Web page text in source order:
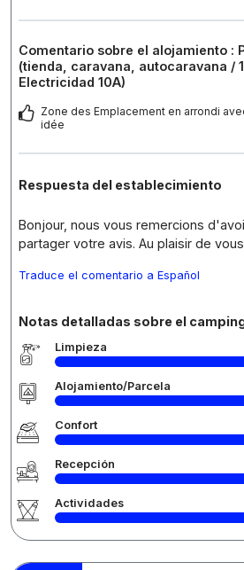
Comentario sobre el alojamiento :
(tienda, caravana, autocaravana /
Electricidad 10A)
Zone des Emplacement en arrondi
idée
Respuesta del establecimiento
Bonjour, nous vous remercions
partager votre avis. Au plaisir de
Traduce el comentario a Español
Notas detalladas sobre el
Limpieza
Alojamiento/Parcela
Confort
Recepción
Actividades